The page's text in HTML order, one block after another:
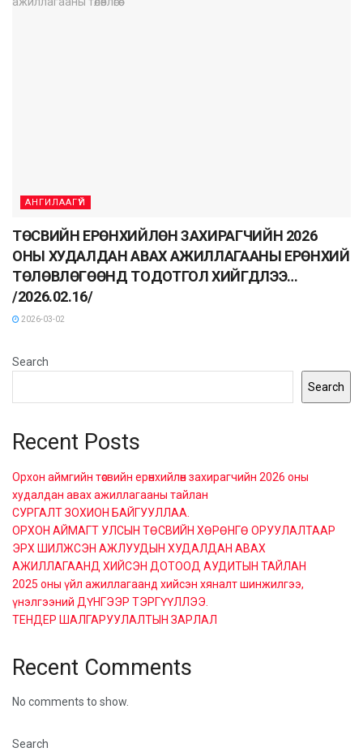
АНГИЛААГҮЙ
ТӨСВИЙН ЕРӨНХИЙЛӨН ЗАХИРАГЧИЙН 2026
ОНЫ ХУДАЛДАН АВАХ АЖИЛЛАГААНЫ ЕРӨНХИЙ
ТӨЛӨВЛӨГӨӨНД ТОДОТГОЛ ХИЙГДЛЭЭ…
/2026.02.16/
2026-03-02
Search
Search
Recent Posts
Орхон аймгийн төсвийн ерөнхийлөн захирагчийн 2026 оны
худалдан авах ажиллагааны тайлан
СУРГАЛТ ЗОХИОН БАЙГУУЛЛАА.
ОРХОН АЙМАГТ УЛСЫН ТӨСВИЙН ХӨРӨНГӨ ОРУУЛАЛТААР
ЭРХ ШИЛЖСЭН АЖЛУУДЫН ХУДАЛДАН АВАХ
АЖИЛЛАГААНД ХИЙСЭН ДОТООД АУДИТЫН ТАЙЛАН
2025 оны үйл ажиллагаанд хийсэн хяналт шинжилгээ,
үнэлгээний ДҮНГЭЭР ТЭРГҮҮЛЛЭЭ.
ТЕНДЕР ШАЛГАРУУЛАЛТЫН ЗАРЛАЛ
Recent Comments
No comments to show.
Search